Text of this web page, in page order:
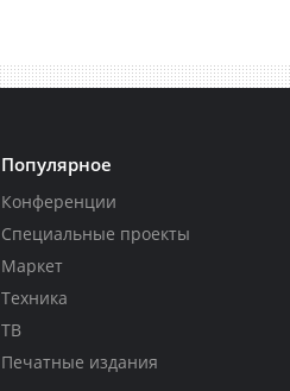
Популярное
Конференции
Специальные проекты
Маркет
Техника
ТВ
Печатные издания